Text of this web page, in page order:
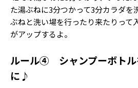
た湯ぶねに3分つかって3分カラダを
ぶねと洗い場を行ったり来たりって
がアップするよ。
ルール④ シャンプーボトル
に♪